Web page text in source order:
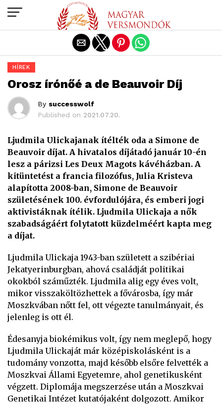
HÍREK
Orosz írónőé a de Beauvoir Díj
By successwolf
Published on 2021.07.20.
Ljudmila Ulickajanak ítélték oda a Simone de
Beauvoir díjat. A hivatalos díjátadó január 10-én
lesz a párizsi Les Deux Magots kávéházban. A
kitüntetést a francia filozófus, Julia Kristeva
alapította 2008-ban, Simone de Beauvoir
születésének 100. évfordulójára, és emberi jogi
aktivistáknak ítélik. Ljudmila Ulickaja a nők
szabadságáért folytatott küzdelméért kapta meg
a díjat.
Ljudmila Ulickaja 1943-ban született a szibériai
Jekatyerinburgban, ahová családját politikai
okokból száműzték. Ljudmila alig egy éves volt,
mikor visszaköltözhettek a fővárosba, így már
Moszkvában nőtt fel, ott végezte tanulmányait, és
jelenleg is ott él.
Édesanyja biokémikus volt, így nem meglepő, hogy
Ljudmila Ulickaját már középiskolásként is a
tudomány vonzotta, majd később elsőre felvették a
Moszkvai Állami Egyetemre, ahol genetikusként
végzett. Diplomája megszerzése után a Moszkvai
Genetikai Intézet kutatójaként dolgozott. Amikor
Exit mobile version